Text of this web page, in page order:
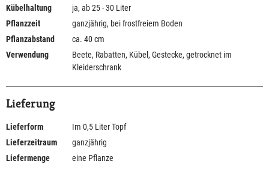
Kübelhaltung
ja, ab 25 - 30 Liter
Pflanzzeit
ganzjährig, bei frostfreiem Boden
Pflanzabstand
ca. 40 cm
Verwendung
Beete, Rabatten, Kübel, Gestecke, getrocknet im
Kleiderschrank
Lieferung
Lieferform
Im 0,5 Liter Topf
Lieferzeitraum
ganzjährig
Liefermenge
eine Pflanze